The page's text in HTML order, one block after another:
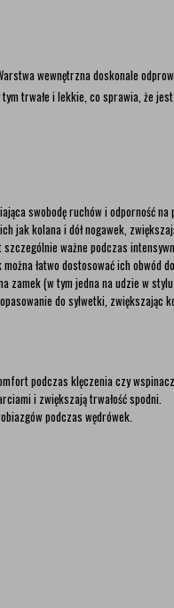
wewnętrzna doskonale
trwałe i lekkie, co sprawia, że
swobodę ruchów i odporność
jak kolana i dół nogawek,
ważne podczas
łatwo dostosować ich obwód
(w tym jedna na udzie w
do sylwetki, zwiększając
podczas klęczenia czy
i zwiększają trwałość spodni.
podczas wędrówek.